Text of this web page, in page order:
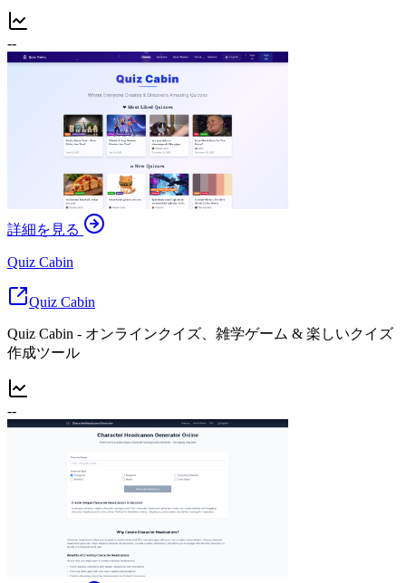
--
詳細を見る
Quiz Cabin
Quiz Cabin
Quiz Cabin - オンラインクイズ、雑学ゲーム & 楽しいクイズ
作成ツール
--